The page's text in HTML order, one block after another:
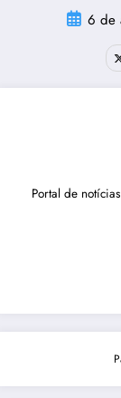
6 de
Portal de